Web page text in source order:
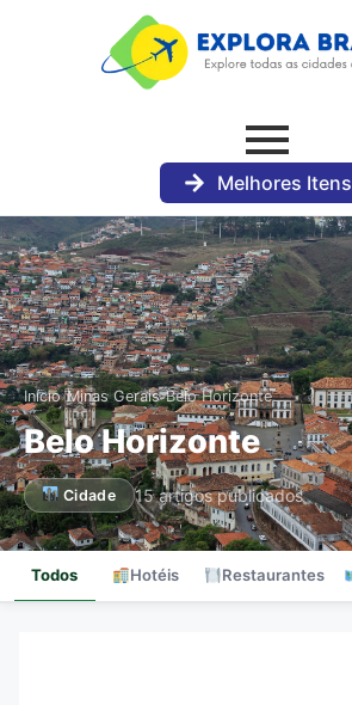
Melhores Itens
Início›Minas Gerais›Belo Horizonte
Belo Horizonte
Cidade 15 artigos publicados
Todos Hotéis Restaurantes